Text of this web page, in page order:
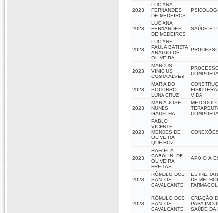
2023
LUCIANA
FERNANDES
DE MEDEIROS
2023
LUCIANA
FERNANDES
DE MEDEIROS
SAÚDE E
2023
LUCIANE
PAULA BATISTA
ARAUJO DE
OLIVEIRA
2023
MARCUS
VINICIUS
COSTA ALVES
2023
MARIA DO
SOCORRO
LUNA CRUZ
VIDA
2023
MARIA JOSE
NUNES
GADELHA
2023
PABLO
VICENTE
MENDES DE
OLIVEIRA
QUEIROZ
2023
RAFAELA
CAROLINI DE
OLIVEIRA
FREITAS
APOIO À
2023
RÔMULO DOS
SANTOS
CAVALCANTE
DE
2023
RÔMULO DOS
SANTOS
CAVALCANTE
CRIAÇÃO
PARA
SAÚDE DA